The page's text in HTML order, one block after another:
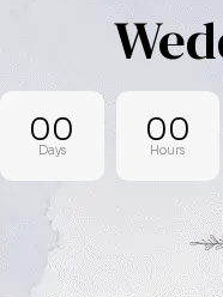
00
Days
00
Hours